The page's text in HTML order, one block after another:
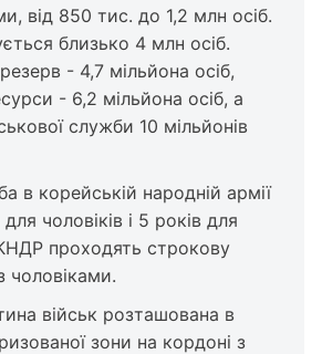
від 850 тис. до 1,2 млн осіб.
близько 4 млн осіб.
- 4,7 мільйона осіб,
- 6,2 мільйона осіб, а
служби 10 мільйонів
в корейській народній армії
чоловіків і 5 років для
проходять строкову
чоловіками.
військ розташована в
зони на кордоні з